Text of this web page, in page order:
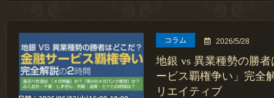
コラム 2026/5/28
地銀 vs 異業種勢の勝
ービス覇権争い」完全
リエイティブ